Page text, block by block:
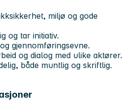
miljø og gode
og tar initiativ.
gjennomføringsevne.
og dialog med ulike aktører.
både muntlig og skriftlig.